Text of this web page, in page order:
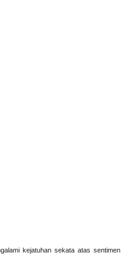
kejatuhan sekata atas sentimen